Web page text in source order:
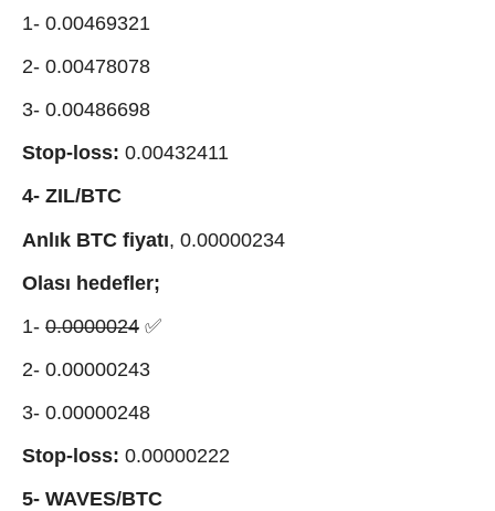
1- 0.00469321
2- 0.00478078
3- 0.00486698
Stop-loss: 0.00432411
4- ZIL/BTC
Anlık BTC fiyatı, 0.00000234
Olası hedefler;
1- 0.0000024 ✅
2- 0.00000243
3- 0.00000248
Stop-loss: 0.00000222
5- WAVES/BTC